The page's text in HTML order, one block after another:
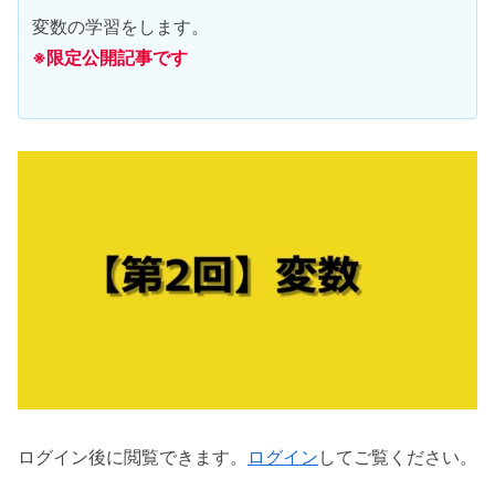
変数の学習をします。
※限定公開記事です
ログイン後に閲覧できます。 ログイン してご覧ください。